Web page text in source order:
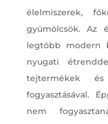
élelmiszerek,
gyümölcsök. Az
legtöbb modern
nyugati
tejtermékek és
fogyasztásával.
nem